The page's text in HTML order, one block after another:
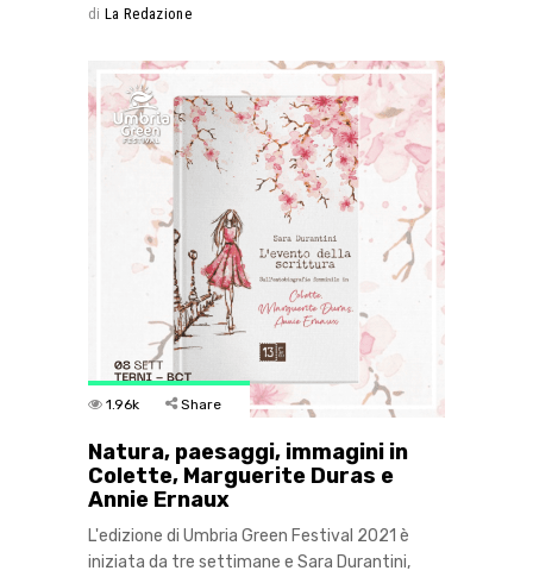
di La Redazione
1.96k Share
Natura, paesaggi, immagini in
Colette, Marguerite Duras e
Annie Ernaux
L'edizione di Umbria Green Festival 2021 è
iniziata da tre settimane e Sara Durantini,